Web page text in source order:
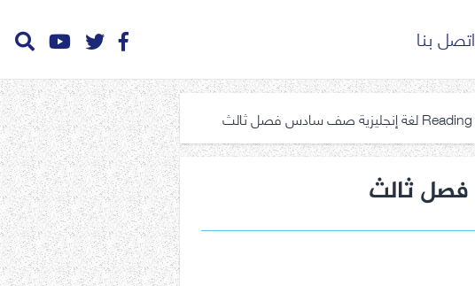
اتصل بنا